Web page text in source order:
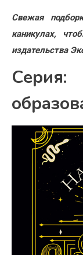
Хобби
Недвижимость
Свежая
каникулах,
издательства